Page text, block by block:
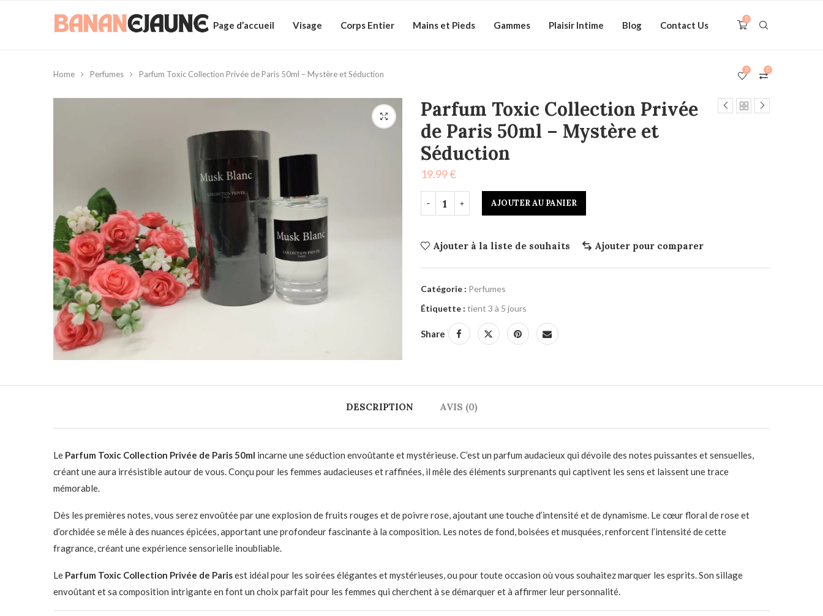
Page d’accueil Visage Corps Entier Mains et Pieds Gammes Plaisir Intime Blog Contact Us
0
0
0
Home Perfumes Parfum Toxic Collection Privée de Paris 50ml – Mystère et Séduction
Parfum Toxic Collection Privée
de Paris 50ml – Mystère et
Séduction
19.99€
AJOUTER AU PANIER
Ajouter à la liste de souhaits Ajouter pour comparer
Catégorie : Perfumes
Étiquette : tient 3 à 5 jours
Share
DESCRIPTION AVIS (0)
Le Parfum Toxic Collection Privée de Paris 50ml incarne une séduction envoûtante et mystérieuse. C’est un parfum audacieux qui dévoile des notes puissantes et sensuelles,
créant une aura irrésistible autour de vous. Conçu pour les femmes audacieuses et raffinées, il mêle des éléments surprenants qui captivent les sens et laissent une trace
mémorable.
Dès les premières notes, vous serez envoûtée par une explosion de fruits rouges et de poivre rose, ajoutant une touche d’intensité et de dynamisme. Le cœur floral de rose et
d’orchidée se mêle à des nuances épicées, apportant une profondeur fascinante à la composition. Les notes de fond, boisées et musquées, renforcent l’intensité de cette
fragrance, créant une expérience sensorielle inoubliable.
Le Parfum Toxic Collection Privée de Parisest idéal pour les soirées élégantes et mystérieuses, ou pour toute occasion où vous souhaitez marquer les esprits. Son sillage
envoûtant et sa composition intrigante en font un choix parfait pour les femmes qui cherchent à se démarquer et à affirmer leur personnalité.